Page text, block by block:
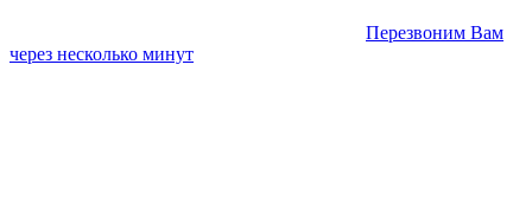
Перезвоним Вам
через несколько минут